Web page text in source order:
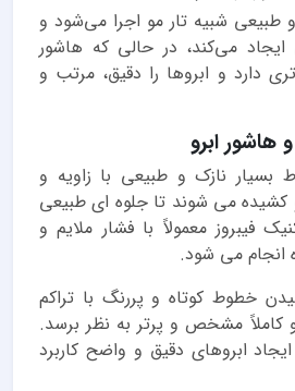
طبیعی شبیه تار مو اجرا می‌شود و
می‌کند، در حالی که هاشور
دارد و ابروها را دقیق، مرتب و
هاشور ابرو
بسیار نازک و طبیعی با زاویه و
می شوند تا جلوه ای طبیعی
فیبروز معمولاً با فشار ملایم و
می شود.
خطوط کوتاه و پررنگ با تراکم
کاملاً مشخص و پرتر به نظر برسد.
ابروهای دقیق و واضح کاربرد